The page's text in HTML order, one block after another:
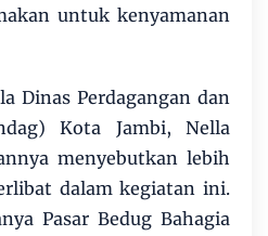
untuk kenyamanan
Dinas Perdagangan dan
Kota Jambi, Nella
menyebutkan lebih
dalam kegiatan ini.
Pasar Bedug Bahagia